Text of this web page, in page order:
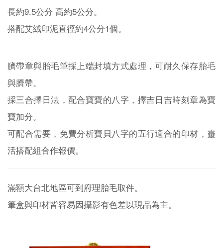
長約9.5公分 高約5公分。
搭配艾絨印泥直徑約4公分1個。
臍帶章與胎毛筆採上端封填方式處理，可耐久保存胎毛
與臍帶。
採三合擇日法，配合寶寶的八字，擇吉日吉時刻章為寶
寶加分。
可配合需要，免費分析寶貝八字的五行適合的印材，靈
活搭配組合作報價。
滿額大台北地區可到府理胎毛取件。
筆盒與印材皆容易因攝影有色差以現品為主。